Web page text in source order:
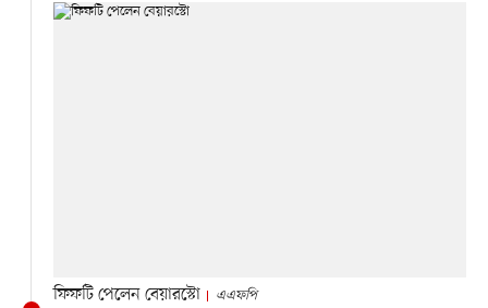
ফিফটি পেলেন বেয়ারস্টো এএফপি